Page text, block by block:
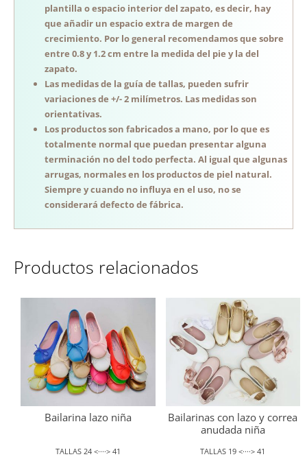
plantilla o espacio interior del zapato, es decir, hay
que añadir un espacio extra de margen de
crecimiento. Por lo general recomendamos que sobre
entre 0.8 y 1.2 cm entre la medida del pie y la del
zapato.
Las medidas de la guía de tallas, pueden sufrir
variaciones de +/- 2 milímetros. Las medidas son
orientativas.
Los productos son fabricados a mano, por lo que es
totalmente normal que puedan presentar alguna
terminación no del todo perfecta. Al igual que algunas
arrugas, normales en los productos de piel natural.
Siempre y cuando no influya en el uso, no se
considerará defecto de fábrica.
Productos relacionados
Bailarina lazo niña
TALLAS 24 <····> 41
Bailarinas con lazo y correa
anudada niña
TALLAS 19 <····> 41